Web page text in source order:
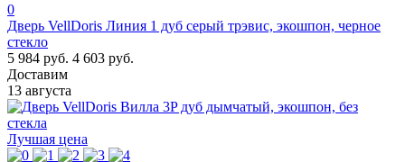
0
Дверь VellDoris Линия 1 дуб серый трэвис, экошпон, черное
стекло
5 984 руб. 4 603 руб.
Доставим
13 августа
Лучшая цена